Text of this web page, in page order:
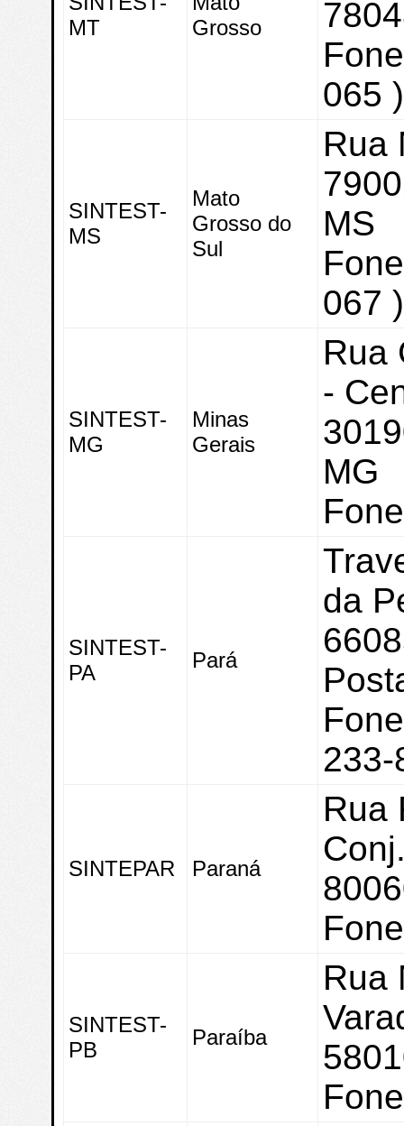
MT
Grosso
065
SINTEST-
MS
Mato
Grosso do
Sul
Rua
MS
067
SINTEST-
MG
Minas
Gerais
Rua
-
MG
SINTEST-
PA
Pará
da
233-
SINTEPAR Paraná
Rua
SINTEST-
PB
Paraíba
Rua